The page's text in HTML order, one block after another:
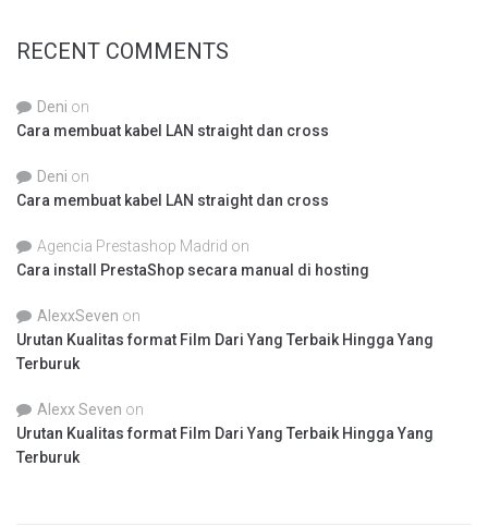
RECENT COMMENTS
Deni on
Cara membuat kabel LAN straight dan cross
Deni on
Cara membuat kabel LAN straight dan cross
Agencia Prestashop Madrid on
Cara install PrestaShop secara manual di hosting
AlexxSeven on
Urutan Kualitas format Film Dari Yang Terbaik Hingga Yang
Terburuk
Alexx Seven on
Urutan Kualitas format Film Dari Yang Terbaik Hingga Yang
Terburuk